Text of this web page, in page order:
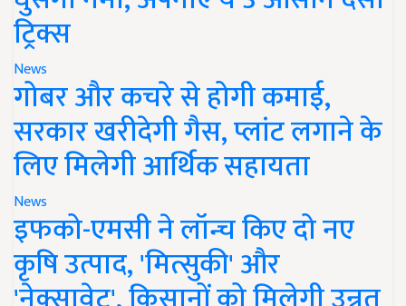
ट्रिक्स
News
गोबर और कचरे से होगी कमाई,
सरकार खरीदेगी गैस, प्लांट लगाने के
लिए मिलेगी आर्थिक सहायता
News
इफको-एमसी ने लॉन्च किए दो नए
कृषि उत्पाद, 'मित्सुकी' और